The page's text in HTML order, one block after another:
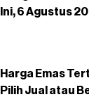
Ini, 6 Agustus
Harga Emas
Pilih Jual atau